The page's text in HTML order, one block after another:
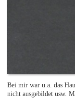
Bei mir war u.a. das
nicht ausgebildet usw.